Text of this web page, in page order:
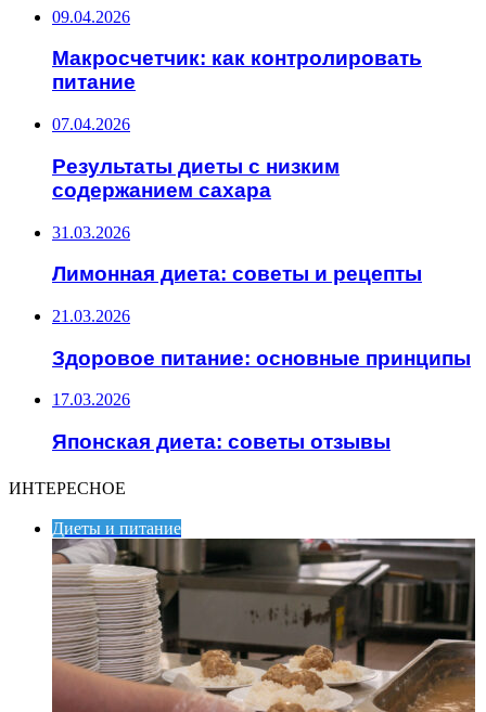
09.04.2026
Макросчетчик: как контролировать
питание
07.04.2026
Результаты диеты с низким
содержанием сахара
31.03.2026
Лимонная диета: советы и рецепты
21.03.2026
Здоровое питание: основные принципы
17.03.2026
Японская диета: советы отзывы
ИНТЕРЕСНОЕ
Диеты и питание